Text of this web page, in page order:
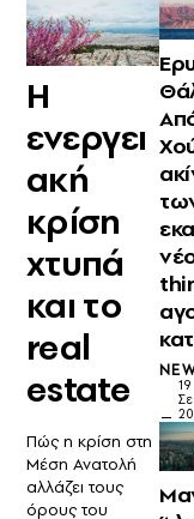
Η
ενεργει
ακή
κρίση
χτυπά
και το
real
estate
Πώς η κρίση στη
Μέση Ανατολή
αλλάζει τους
όρους του
19